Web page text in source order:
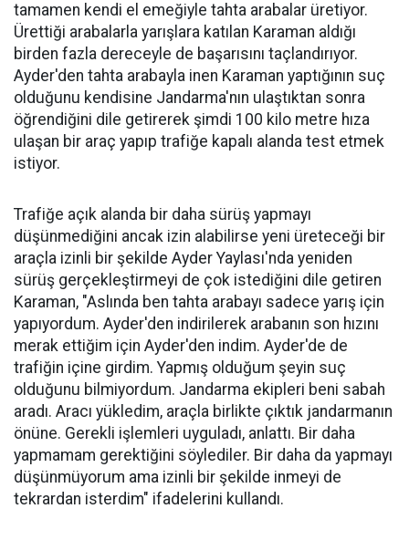
tamamen kendi el emeğiyle tahta arabalar üretiyor.
Ürettiği arabalarla yarışlara katılan Karaman aldığı
birden fazla dereceyle de başarısını taçlandırıyor.
Ayder'den tahta arabayla inen Karaman yaptığının suç
olduğunu kendisine Jandarma'nın ulaştıktan sonra
öğrendiğini dile getirerek şimdi 100 kilo metre hıza
ulaşan bir araç yapıp trafiğe kapalı alanda test etmek
istiyor.
Trafiğe açık alanda bir daha sürüş yapmayı
düşünmediğini ancak izin alabilirse yeni üreteceği bir
araçla izinli bir şekilde Ayder Yaylası'nda yeniden
sürüş gerçekleştirmeyi de çok istediğini dile getiren
Karaman, "Aslında ben tahta arabayı sadece yarış için
yapıyordum. Ayder'den indirilerek arabanın son hızını
merak ettiğim için Ayder'den indim. Ayder'de de
trafiğin içine girdim. Yapmış olduğum şeyin suç
olduğunu bilmiyordum. Jandarma ekipleri beni sabah
aradı. Aracı yükledim, araçla birlikte çıktık jandarmanın
önüne. Gerekli işlemleri uyguladı, anlattı. Bir daha
yapmamam gerektiğini söylediler. Bir daha da yapmayı
düşünmüyorum ama izinli bir şekilde inmeyi de
tekrardan isterdim" ifadelerini kullandı.